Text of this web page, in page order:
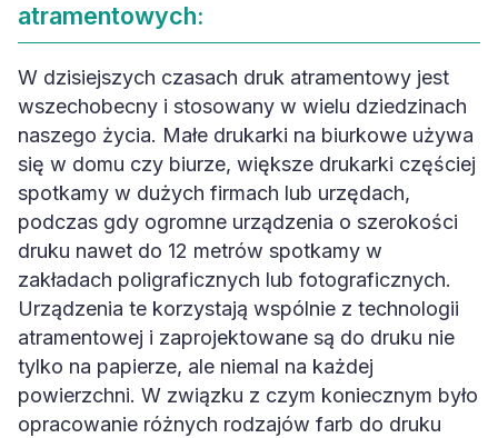
atramentowych:
W dzisiejszych czasach druk atramentowy jest
wszechobecny i stosowany w wielu dziedzinach
naszego życia. Małe drukarki na biurkowe używa
się w domu czy biurze, większe drukarki częściej
spotkamy w dużych firmach lub urzędach,
podczas gdy ogromne urządzenia o szerokości
druku nawet do 12 metrów spotkamy w
zakładach poligraficznych lub fotograficznych.
Urządzenia te korzystają wspólnie z technologii
atramentowej i zaprojektowane są do druku nie
tylko na papierze, ale niemal na każdej
powierzchni. W związku z czym koniecznym było
opracowanie różnych rodzajów farb do druku